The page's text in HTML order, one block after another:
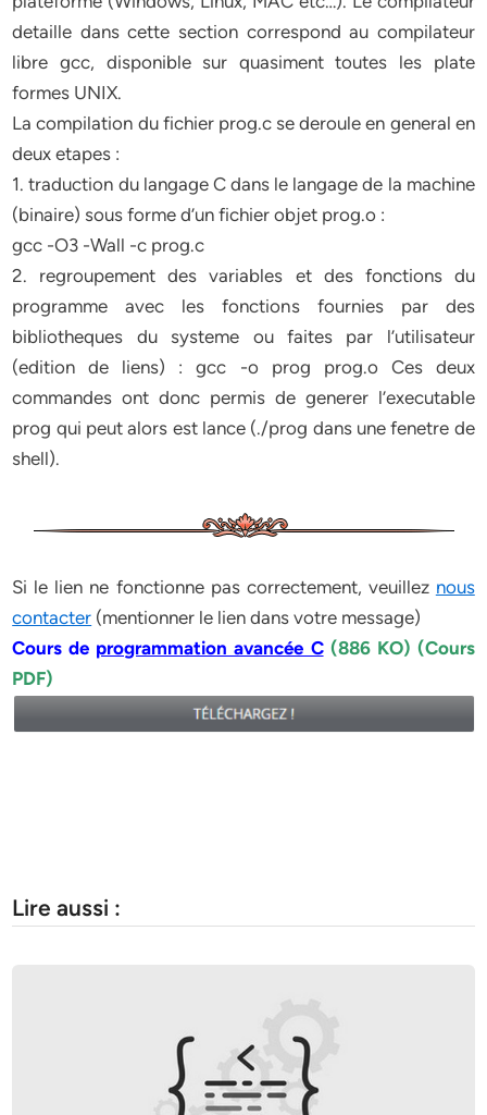
detaille dans cette section correspond au compilateur
libre gcc, disponible sur quasiment toutes les plate
formes UNIX.
La compilation du fichier prog.c se deroule en general en
deux etapes :
1. traduction du langage C dans le langage de la machine
(binaire) sous forme d’un fichier objet prog.o :
gcc -O3 -Wall -c prog.c
2. regroupement des variables et des fonctions du
programme avec les fonctions fournies par des
bibliotheques du systeme ou faites par l’utilisateur
(edition de liens) : gcc -o prog prog.o Ces deux
commandes ont donc permis de generer l’executable
prog qui peut alors est lance (./prog dans une fenetre de
shell).
Si le lien ne fonctionne pas correctement, veuillez nous
contacter (mentionner le lien dans votre message)
Cours de programmation avancée C (886 KO) (Cours
PDF)
Lire aussi :